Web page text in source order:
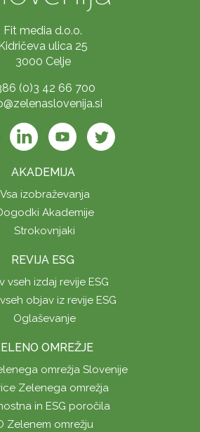
Fit media d.o.o.
ulica 25
3000 Celje
(0)3 42 66 700
AKADEMIJA
Vsa izobraževanja
Akademije
Strokovnjaki
REVIJA ESG
vseh izdaj revije ESG
objav iz revije ESG
Oglaševanje
OMREŽJE
omrežja Slovenije
Zelenega omrežja
in ESG poročila
Zelenem omrežju